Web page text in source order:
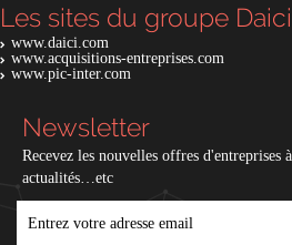
Les sites du groupe Daici
www.daici.com
www.acquisitions-entreprises.com
www.pic-inter.com
Newsletter
Recevez les nouvelles offres d'entreprises
actualités…etc